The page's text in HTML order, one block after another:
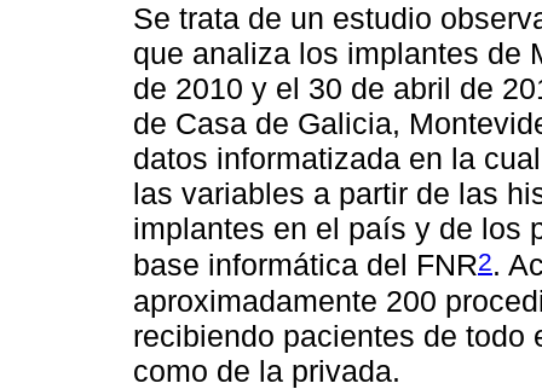
Se trata de un estudio
que analiza los implantes de
de 2010 y el 30 de abril de
de Casa de Galicia,
datos informatizada en la
las variables a partir de las
implantes en el país y de los
base informática del FNR2.
aproximadamente 200
recibiendo pacientes de
como de la privada.